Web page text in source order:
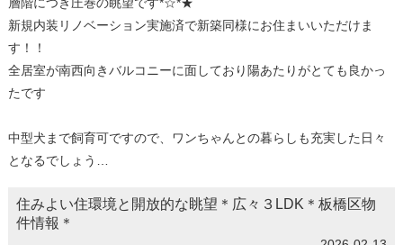
新規内装リノベーション実施済で新築同様にお住まいいただけま
す！！
全居室が南西向きバルコニーに面しており陽あたりがとても良かっ
たです
中型犬まで飼育可ですので、ワンちゃんとの暮らしも充実した日々
となるでしょう…
住みよい住環境と開放的な眺望＊広々３LDK＊板橋区物
件情報＊